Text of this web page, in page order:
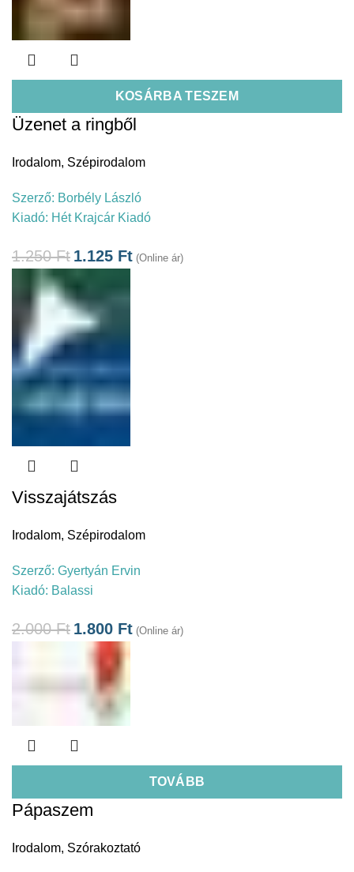
KOSÁRBA TESZEM
Üzenet a ringből
Irodalom, Szépirodalom
Szerző: Borbély László
Kiadó: Hét Krajcár Kiadó
1.250Ft 1.125 Ft (Online ár)
Visszajátszás
Irodalom, Szépirodalom
Szerző: Gyertyán Ervin
Kiadó: Balassi
2.000Ft 1.800 Ft (Online ár)
TOVÁBB
Pápaszem
Irodalom, Szórakoztató